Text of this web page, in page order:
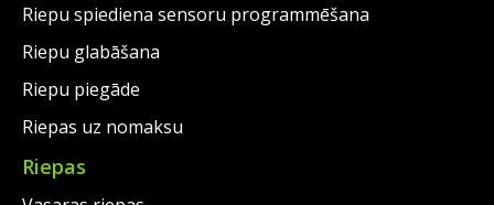
Riepu spiediena sensoru programmēšana
Riepu glabāšana
Riepu piegāde
Riepas uz nomaksu
Riepas